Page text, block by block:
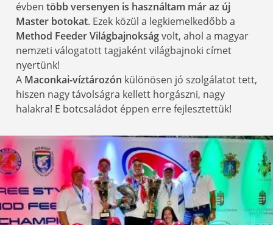
évben több versenyen is használtam már az új
Master botokat. Ezek közül a legkiemelkedőbb a
Method Feeder Világbajnokságvolt, ahol a magyar
nemzeti válogatott tagjaként világbajnoki címet
nyertünk!
A Maconkai-víztározón különösen jó szolgálatot tett,
hiszen nagy távolságra kellett horgászni, nagy
halakra! E botcsaládot éppen erre fejlesztettük!